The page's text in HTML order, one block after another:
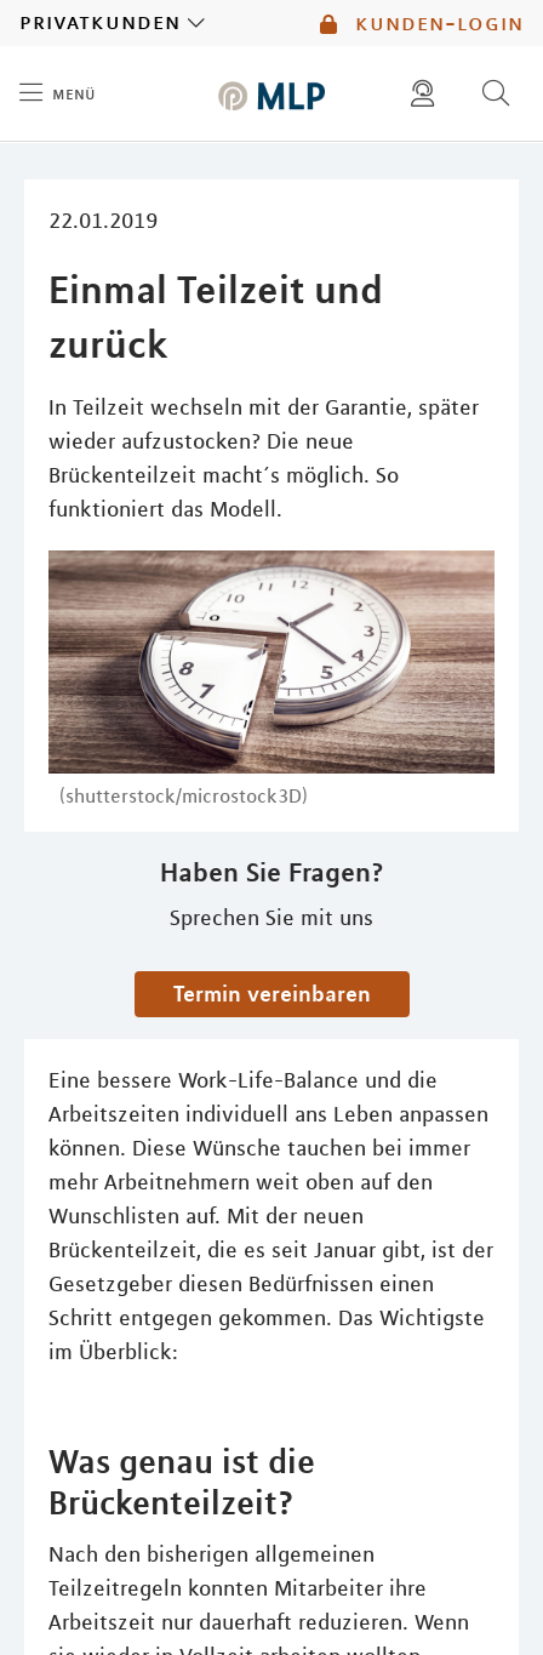
kunden-login
privatkunden
menü
22.01.2019
Einmal Teilzeit und
zurück
In Teilzeit wechseln mit der Garantie, später
wieder aufzustocken? Die neue
Brückenteilzeit macht´s möglich. So
funktioniert das Modell.
(shutterstock/microstock3D)
Haben Sie Fragen?
Sprechen Sie mit uns
Termin vereinbaren
Eine bessere Work-Life-Balance und die
Arbeitszeiten individuell ans Leben anpassen
können. Diese Wünsche tauchen bei immer
mehr Arbeitnehmern weit oben auf den
Wunschlisten auf. Mit der neuen
Brückenteilzeit, die es seit Januar gibt, ist der
Gesetzgeber diesen Bedürfnissen einen
Schritt entgegen gekommen. Das Wichtigste
im Überblick:
Was genau ist die
Brückenteilzeit?
Nach den bisherigen allgemeinen
Teilzeitregeln konnten Mitarbeiter ihre
Arbeitszeit nur dauerhaft reduzieren. Wenn